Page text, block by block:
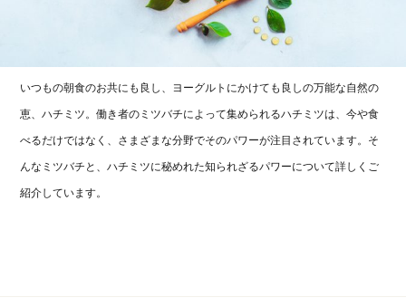
いつもの朝食のお共にも良し、ヨーグルトにかけても良しの万能な自然の
恵、ハチミツ。働き者のミツバチによって集められるハチミツは、今や食
べるだけではなく、さまざまな分野でそのパワーが注目されています。そ
んなミツバチと、ハチミツに秘めれた知られざるパワーについて詳しくご
紹介しています。